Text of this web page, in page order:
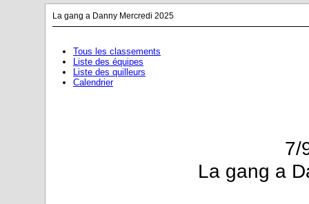
La gang a Danny Mercredi 2025
Tous les classements
Liste des équipes
Liste des quilleurs
Calendrier
7/
La gang a